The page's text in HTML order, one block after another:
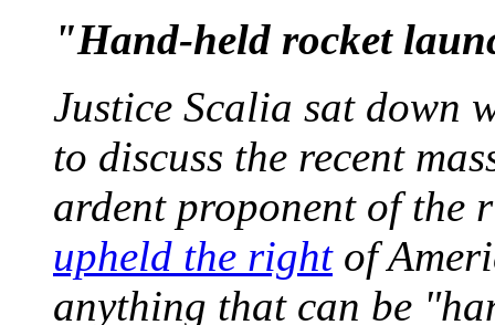
"Hand-held rocket
Justice Scalia sat down
to discuss the recent
ardent proponent of the
upheld the rightof
anything that can be